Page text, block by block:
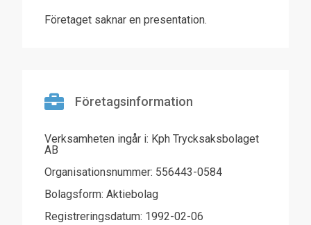
Företaget saknar en presentation.
Företagsinformation
Verksamheten ingår i: Kph Trycksaksbolaget
AB
Organisationsnummer: 556443-0584
Bolagsform: Aktiebolag
Registreringsdatum: 1992-02-06